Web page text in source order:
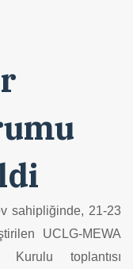
sahipliğinde, 21-23
UCLG-MEWA
toplantısı